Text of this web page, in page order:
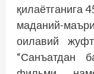
қилаётганига
маданий-
оилавий
“Санъатдан